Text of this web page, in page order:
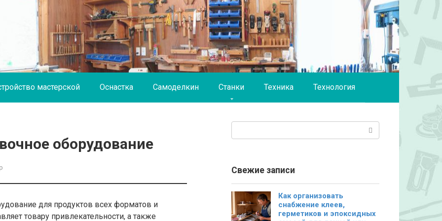
мастерской Оснастка Самоделкин Станки Техника Технология
оборудование
для продуктов всех форматов и
товару привлекательности, а также
Свежие записи
Как организовать
снабжение клеев,
герметиков и эпоксидных